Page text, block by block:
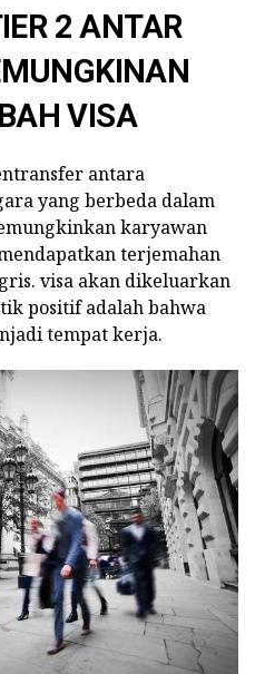
2 ANTAR
VISA
antara
yang berbeda dalam
karyawan
terjemahan
visa akan dikeluarkan
positif adalah bahwa
tempat kerja.